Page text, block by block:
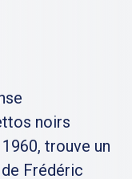
noirs
trouve un
Frédéric